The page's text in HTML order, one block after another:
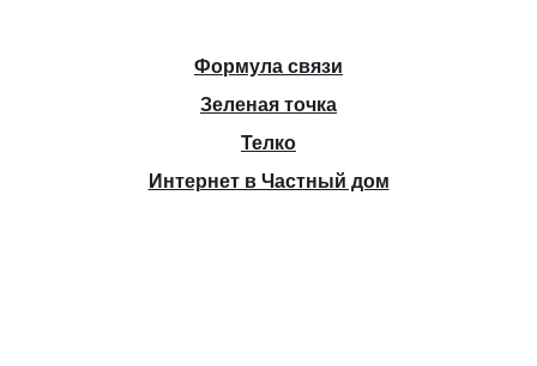
Формула связи
Зеленая точка
Телко
Интернет в Частный дом